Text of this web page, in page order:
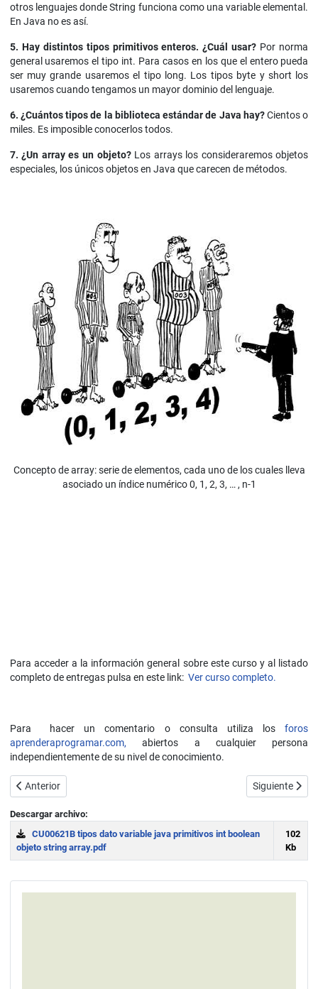
otros lenguajes donde String funciona como una variable elemental.
En Java no es así.
5. Hay distintos tipos primitivos enteros. ¿Cuál usar? Por norma
general usaremos el tipo int. Para casos en los que el entero pueda
ser muy grande usaremos el tipo long. Los tipos byte y short los
usaremos cuando tengamos un mayor dominio del lenguaje.
6. ¿Cuántos tipos de la biblioteca estándar de Java hay?Cientos o
miles. Es imposible conocerlos todos.
7. ¿Un array es un objeto?Los arrays los consideraremos objetos
especiales, los únicos objetos en Java que carecen de métodos.
Concepto de array: serie de elementos, cada uno de los cuales lleva
asociado un índice numérico 0, 1, 2, 3, … , n-1
Para acceder a la información general sobre este curso y al listado
completo de entregas pulsa en este link: Ver curso completo.
Para hacer un comentario o consulta utiliza losforos
aprenderaprogramar.com, abiertos a cualquier persona
independientemente de su nivel de conocimiento.
Artículo anterior: Visualizar clases y crear objetos Java con BlueJ.
Anterior Artículo
Siguiente
Descargar archivo:
CU00621B tipos dato variable java primitivos int boolean
objeto string array.pdf
102
Kb